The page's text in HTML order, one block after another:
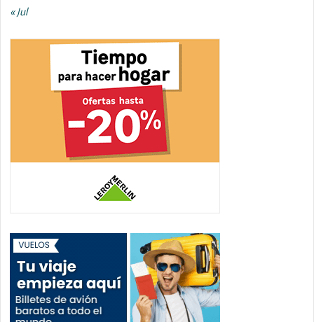
« Jul